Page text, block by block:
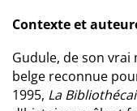
Contexte et
Gudule, de son
belge reconnue
1995, La